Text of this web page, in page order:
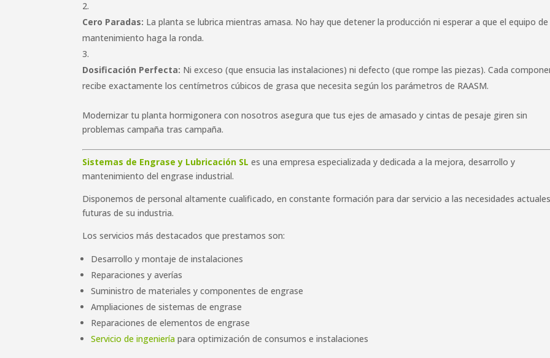
Cero Paradas: La planta se lubrica mientras amasa. No hay que detener la producción ni esperar a que el equipo de
mantenimiento haga la ronda.
Dosificación Perfecta: Ni exceso (que ensucia las instalaciones) ni defecto (que rompe las piezas). Cada
recibe exactamente los centímetros cúbicos de grasa que necesita según los parámetros de RAASM.
Modernizar tu planta hormigonera con nosotros asegura que tus ejes de amasado y cintas de pesaje giren sin
problemas campaña tras campaña.
Sistemas de Engrase y Lubricación SL es una empresa especializada y dedicada a la mejora, desarrollo y
mantenimiento del engrase industrial.
Disponemos de personal altamente cualificado, en constante formación para dar servicio a las necesidades
futuras de su industria.
Los servicios más destacados que prestamos son:
Desarrollo y montaje de instalaciones
Reparaciones y averías
Suministro de materiales y componentes de engrase
Ampliaciones de sistemas de engrase
Reparaciones de elementos de engrase
Servicio de ingeniería para optimización de consumos e instalaciones